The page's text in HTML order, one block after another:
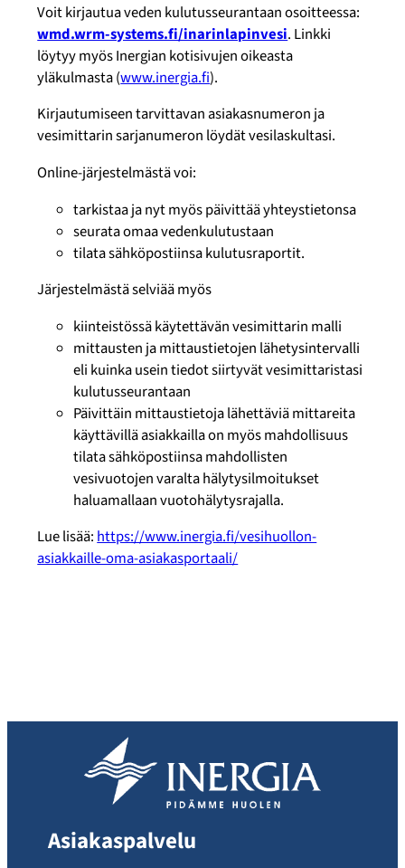
Voit kirjautua veden kulutusseurantaan osoitteessa:
wmd.wrm-systems.fi/inarinlapinvesi. Linkki
löytyy myös Inergian kotisivujen oikeasta
yläkulmasta (www.inergia.fi).
Kirjautumiseen tarvittavan asiakasnumeron ja
vesimittarin sarjanumeron löydät vesilaskultasi.
Online-järjestelmästä voi:
tarkistaa ja nyt myös päivittää yhteystietonsa
seurata omaa vedenkulutustaan
tilata sähköpostiinsa kulutusraportit.
Järjestelmästä selviää myös
kiinteistössä käytettävän vesimittarin malli
mittausten ja mittaustietojen lähetysintervalli
eli kuinka usein tiedot siirtyvät vesimittaristasi
kulutusseurantaan
Päivittäin mittaustietoja lähettäviä mittareita
käyttävillä asiakkailla on myös mahdollisuus
tilata sähköpostiinsa mahdollisten
vesivuotojen varalta hälytysilmoitukset
haluamallaan vuotohälytysrajalla.
Lue lisää:https://www.inergia.fi/vesihuollon-
asiakkaille-oma-asiakasportaali/
Asiakaspalvelu